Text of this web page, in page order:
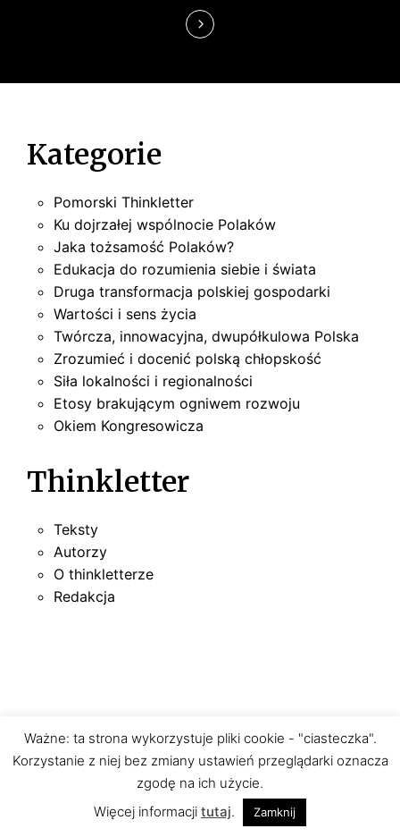
Kategorie
Pomorski Thinkletter
Ku dojrzałej wspólnocie Polaków
Jaka tożsamość Polaków?
Edukacja do rozumienia siebie i świata
Druga transformacja polskiej gospodarki
Wartości i sens życia
Twórcza, innowacyjna, dwupółkulowa Polska
Zrozumieć i docenić polską chłopskość
Siła lokalności i regionalności
Etosy brakującym ogniwem rozwoju
Okiem Kongresowicza
Thinkletter
Teksty
Autorzy
O thinkletterze
Redakcja
Ważne: ta strona wykorzystuje pliki cookie - "ciasteczka".
Korzystanie z niej bez zmiany ustawień przeglądarki oznacza
zgodę na ich użycie.
Więcej informacji tutaj. Zamknij